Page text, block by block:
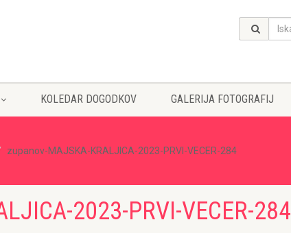
KOLEDAR DOGODKOV GALERIJA FOTOGRAFIJ
zupanov-MAJSKA-KRALJICA-2023-PRVI-VECER-284
2023-PRVI-VECER-284